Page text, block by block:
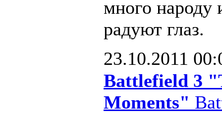
много народу
радуют глаз.
23.10.2011
Battlefield 3
Moments"